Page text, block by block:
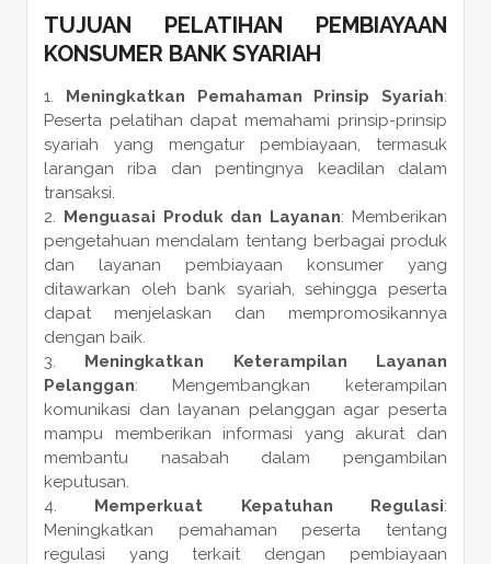
TUJUAN PELATIHAN PEMBIAYAAN
KONSUMER BANK SYARIAH
Meningkatkan Pemahaman Prinsip Syariah:
Peserta pelatihan dapat memahami prinsip-prinsip
syariah yang mengatur pembiayaan, termasuk
larangan riba dan pentingnya keadilan dalam
transaksi.
Menguasai Produk dan Layanan: Memberikan
pengetahuan mendalam tentang berbagai produk
dan layanan pembiayaan konsumer yang
ditawarkan oleh bank syariah, sehingga peserta
dapat menjelaskan dan mempromosikannya
dengan baik.
Meningkatkan Keterampilan Layanan
Pelanggan: Mengembangkan keterampilan
komunikasi dan layanan pelanggan agar peserta
mampu memberikan informasi yang akurat dan
membantu nasabah dalam pengambilan
keputusan.
Memperkuat Kepatuhan Regulasi:
Meningkatkan pemahaman peserta tentang
regulasi yang terkait dengan pembiayaan